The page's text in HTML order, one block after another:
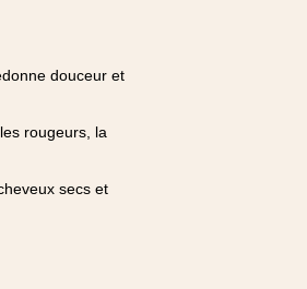
douceur et
rougeurs, la
secs et